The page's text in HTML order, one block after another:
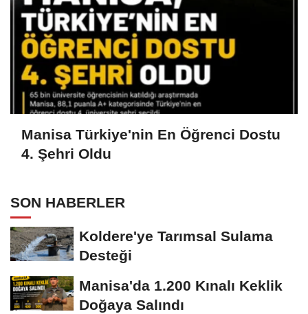
Manisa Türkiye'nin En Öğrenci Dostu
4. Şehri Oldu
SON HABERLER
Koldere'ye Tarımsal Sulama
Desteği
Manisa'da 1.200 Kınalı Keklik
Doğaya Salındı